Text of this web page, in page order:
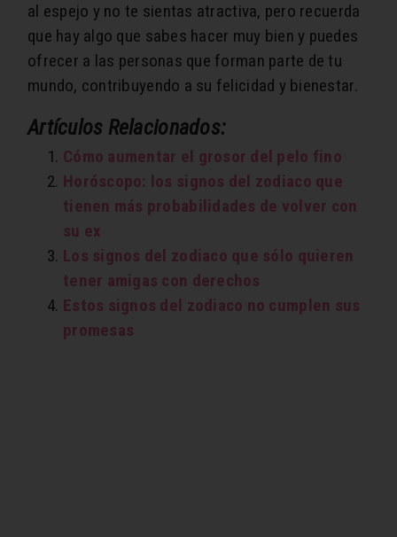
al espejo y no te sientas atractiva, pero recuerda
que hay algo que sabes hacer muy bien y puedes
ofrecer a las personas que forman parte de tu
mundo, contribuyendo a su felicidad y bienestar.
Artículos Relacionados:
Cómo aumentar el grosor del pelo fino
Horóscopo: los signos del zodiaco que
tienen más probabilidades de volver con
su ex
Los signos del zodiaco que sólo quieren
tener amigas con derechos
Estos signos del zodiaco no cumplen sus
promesas